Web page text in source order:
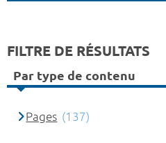
FILTRE DE RÉSULTATS
Par type de contenu
Pages (137)